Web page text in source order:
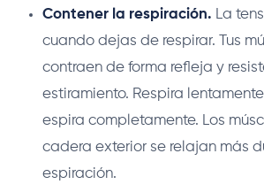
Contener la respiración. La
cuando dejas de respirar. Tus
contraen de forma refleja y
estiramiento. Respira
espira completamente. Los
cadera exterior se relajan más
espiración.